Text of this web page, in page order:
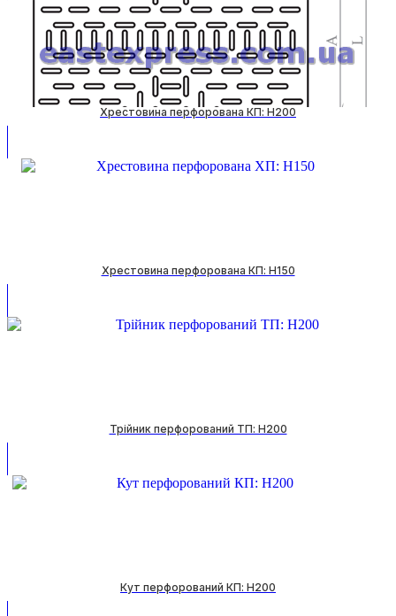
Хрестовина перфорована КП: H200
Хрестовина перфорована КП: H150
Трійник перфорований ТП: H200
Кут перфорований КП: H200